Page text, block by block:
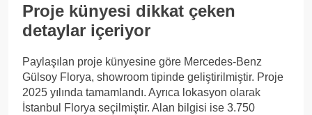
Proje künyesi dikkat çeken
detaylar içeriyor
Paylaşılan proje künyesine göre Mercedes-Benz
Gülsoy Florya, showroom tipinde geliştirilmiştir. Proje
2025 yılında tamamlandı. Ayrıca lokasyon olarak
İstanbul Florya seçilmiştir. Alan bilgisi ise 3.750